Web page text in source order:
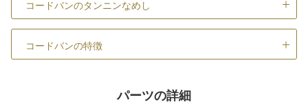
コードバンのタンニンなめし
コードバンの特徴
パーツの詳細